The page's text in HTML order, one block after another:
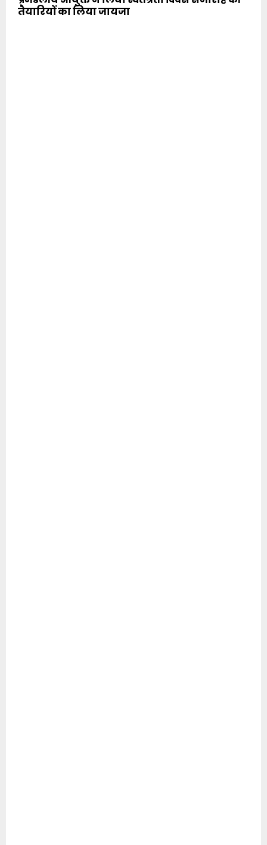
तैयारियों का लिया जायजा